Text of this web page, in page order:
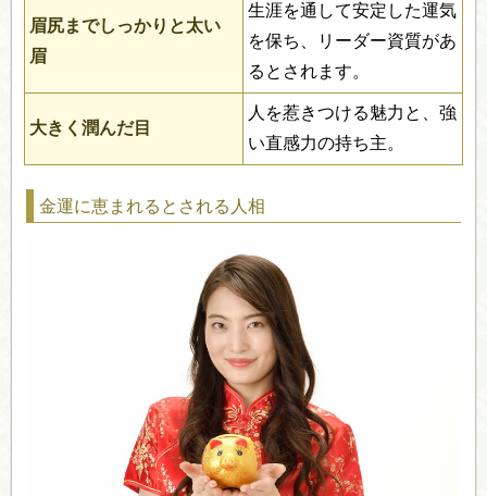
眉尻までしっかりと太い
眉
生涯を通して安定した運気
を保ち、リーダー資質があ
るとされます。
大きく潤んだ目
人を惹きつける魅力と、強
い直感力の持ち主。
金運に恵まれるとされる人相